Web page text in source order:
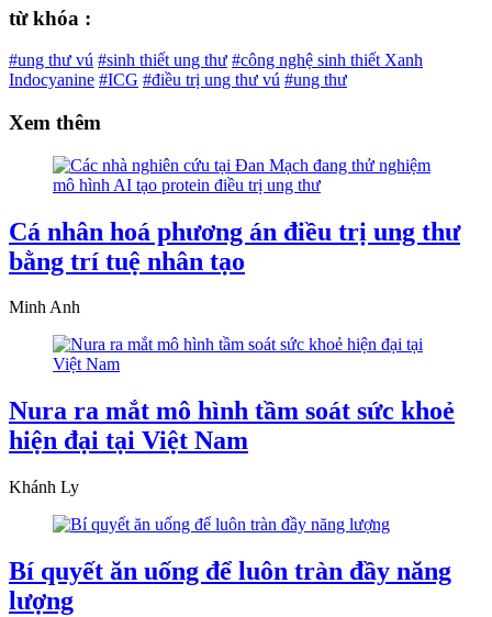
từ khóa :
#ung thư vú #sinh thiết ung thư #công nghệ sinh thiết Xanh
Indocyanine #ICG #điều trị ung thư vú #ung thư
Xem thêm
Cá nhân hoá phương án điều trị ung thư
bằng trí tuệ nhân tạo
Minh Anh
Nura ra mắt mô hình tầm soát sức khoẻ
hiện đại tại Việt Nam
Khánh Ly
Bí quyết ăn uống để luôn tràn đầy năng
lượng